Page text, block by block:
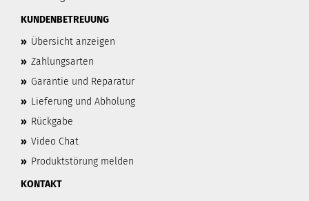
KUNDENBETREUUNG
» Übersicht anzeigen
» Zahlungsarten
» Garantie und Reparatur
» Lieferung und Abholung
» Rückgabe
» Video Chat
» Produktstörung melden
KONTAKT